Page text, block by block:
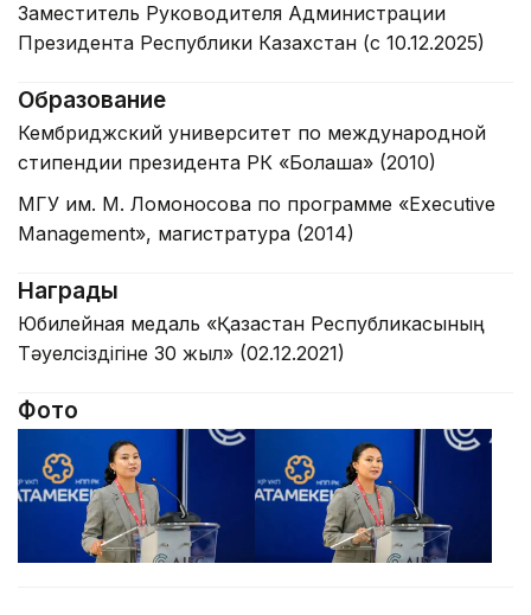
Заместитель Руководителя Администрации
Президента Республики Казахстан (с 10.12.2025)
Образование
Кембриджский университет по международной
стипендии президента РК «Болашақ» (2010)
МГУ им. М. Ломоносова по программе «Executive
Management», магистратура (2014)
Награды
Юбилейная медаль «Қазақстан Республикасының
Тәуелсіздігіне 30 жыл» (02.12.2021)
Фото